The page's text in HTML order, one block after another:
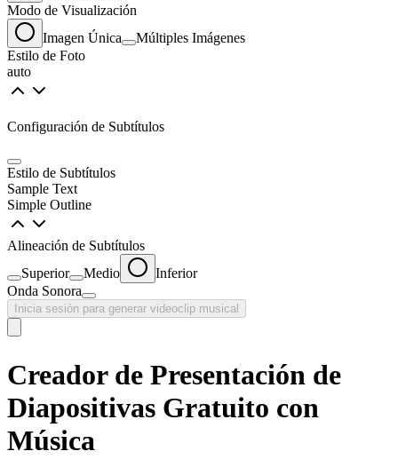
Modo de Visualización
Imagen Única
Múltiples Imágenes
Estilo de Foto
auto
Configuración de Subtítulos
Estilo de Subtítulos
Sample Text
Simple Outline
Alineación de Subtítulos
Superior
Medio
Inferior
Onda Sonora
Inicia sesión para generar videoclip musical
Creador de Presentación de
Diapositivas Gratuito con
Música